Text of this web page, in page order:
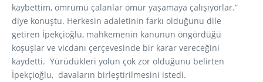
kaybettim, ömrümü çalanlar ömür yaşamaya çalışıyorlar.”
diye konuştu. Herkesin adaletinin farkı olduğunu dile
getiren İpekçioğlu, mahkemenin kanunun öngördüğü
koşuşlar ve vicdanı çerçevesinde bir karar vereceğini
kaydetti. Yürüdükleri yolun çok zor olduğunu belirten
İpekçioğlu, davaların birleştirilmesini istedi.